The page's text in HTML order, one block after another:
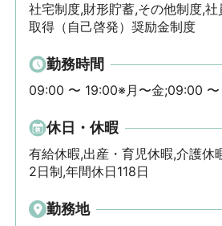
社宅制度,財形貯蓄,その他制度,
取得（自己啓発）奨励金制度
勤務時間
09:00 〜 19:00※月〜金;09:00
休日・休暇
有給休暇,出産・育児休暇,介護休
2日制,年間休日118日
勤務地